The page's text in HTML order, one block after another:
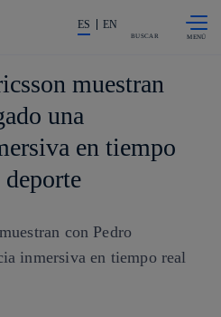
La acción en accionistas e
ES EN
BUSCAR
muestran
una
en tiempo
con Pedro
inmersiva en tiempo real